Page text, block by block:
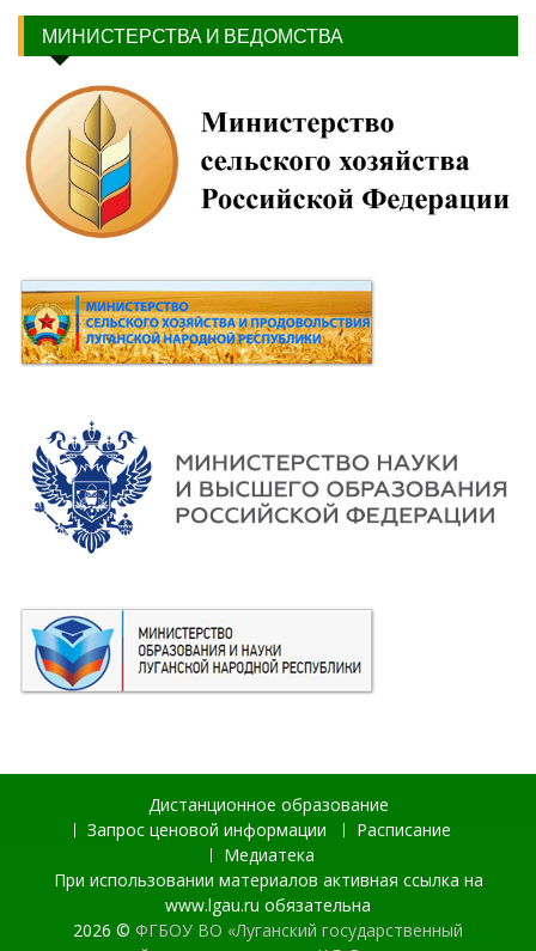
МИНИСТЕРСТВА И ВЕДОМСТВА
Дистанционное образование
Запрос ценовой информации
Расписание
Медиатека
При использовании материалов активная ссылка на
www.lgau.ru обязательна
2026 © ФГБОУ ВО «Луганский государственный